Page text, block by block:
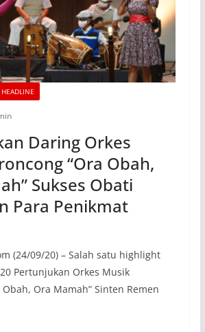
HEADLINE
Daring Orkes
“Ora Obah,
Sukses Obati
Para Penikmat
(24/09/20) – Salah satu highlight
Pertunjukan Orkes Musik
Obah, Ora Mamah” Sinten Remen